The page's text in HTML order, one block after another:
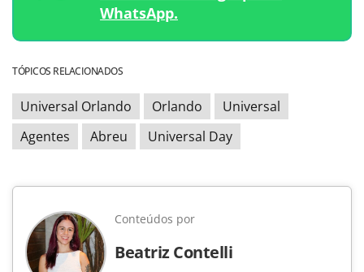
WhatsApp.
TÓPICOS RELACIONADOS
Universal Orlando Orlando
Universal
Agentes
Abreu Universal Day
Conteúdos por
Beatriz Contelli